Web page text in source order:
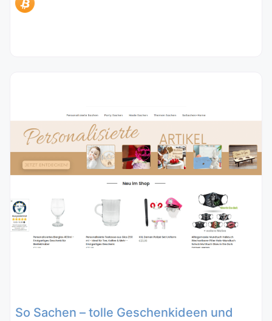
So Sachen – tolle Geschenkideen und